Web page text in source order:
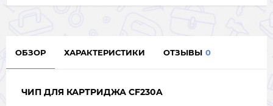
ОБЗОР ХАРАКТЕРИСТИКИ ОТЗЫВЫ 0
ЧИП ДЛЯ КАРТРИДЖА CF230A